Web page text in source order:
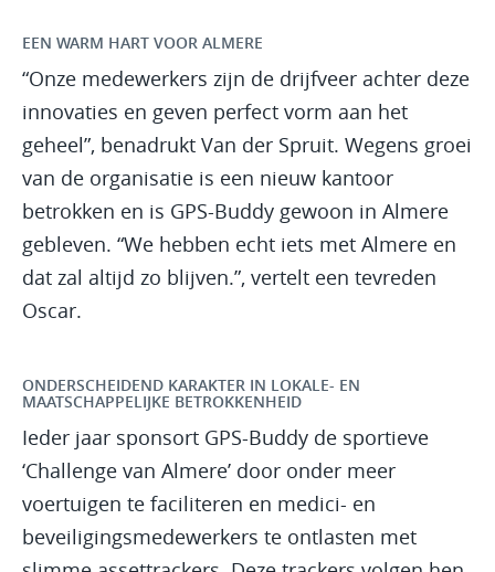
EEN WARM HART VOOR ALMERE
“Onze medewerkers zijn de drijfveer achter deze
innovaties en geven perfect vorm aan het
geheel”, benadrukt Van der Spruit. Wegens groei
van de organisatie is een nieuw kantoor
betrokken en is GPS-Buddy gewoon in Almere
gebleven. “We hebben echt iets met Almere en
dat zal altijd zo blijven.”, vertelt een tevreden
Oscar.
ONDERSCHEIDEND KARAKTER IN LOKALE- EN
MAATSCHAPPELIJKE BETROKKENHEID
Ieder jaar sponsort GPS-Buddy de sportieve
‘Challenge van Almere’ door onder meer
voertuigen te faciliteren en medici- en
beveiligingsmedewerkers te ontlasten met